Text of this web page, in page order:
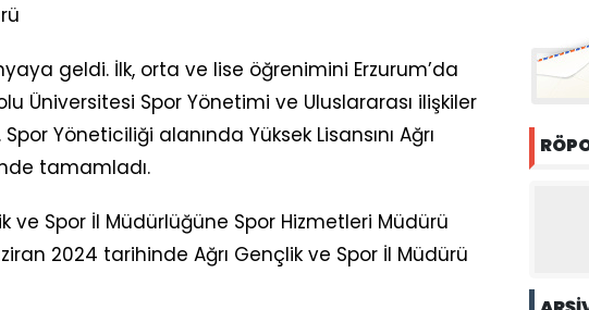
geldi. İlk, orta ve lise öğrenimini Erzurum’da
Üniversitesi Spor Yönetimi ve Uluslararası ilişkiler
Yöneticiliği alanında Yüksek Lisansını Ağrı
tamamladı.
ve Spor İl Müdürlüğüne Spor Hizmetleri Müdürü
2024 tarihinde Ağrı Gençlik ve Spor İl Müdürü